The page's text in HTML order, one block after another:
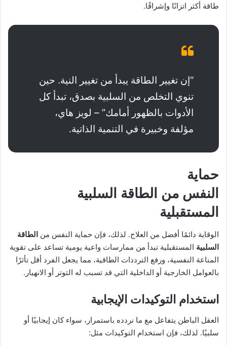
طاقة أكثر اتزانًا وإشراقًا.
“إن تغيير الطاقة يبدأ من تغيير النية. حين
تنوي التخلص من السلبية بصدق، تبدأ كل
الأدوات بالظهور أمامك” – لويز هاي،
مؤلفة وخبيرة في التنمية الذاتية.
حماية
النفس من الطاقة السلبية
المستقبلية
الوقاية دائمًا أفضل من العلاج. لذلك، فإن حماية النفس من الطاقة
السلبية المستقبلية تبدأ من ممارسات واعية يومية تساعد على تقوية
المناعة النفسية، ورفع الترددات الطاقية، مما يجعل الفرد أقل تأثرًا
بالعوامل الخارجية أو الداخلية التي قد تسبب له التوتر أو الانهيار.
استخدام التوكيدات الإيجابية
العقل الباطن يتفاعل مع ما نردده باستمرار، سواء كان إيجابيًا أو
سلبيًا. لذلك، فإن استخدام التوكيدات مثل: